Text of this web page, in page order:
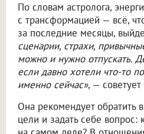
По словам астролога,
с трансформацией — всё,
за последние месяцы,
сценарии, страхи,
можно и нужно отпускать.
если давно хотели что-то
именно сейчас», —
Она рекомендует обратить
цели и задать себе вопрос: